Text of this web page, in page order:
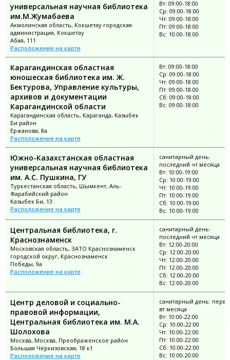
универсальная научная библиотека
им.М.Жумабаева
Акмолинская область, Кокшетау городская
администрация, Кокшетау
Абая, 111
Расположение на карте
Вт: 09:00-18:00
Ср: 09:00-18:00
Чт: 09:00-18:00
Пт: 09:00-18:00
Вс: 10:00-18:00
Карагандинская областная
юношеская библиотека им. Ж.
Бектурова, Управление культуры,
архивов и документации
Карагандинской области
Карагандинская область, Караганда, Казыбек
Би район
Ержанова, 8а
Расположение на карте
Вт: 09:00-18:00
Ср: 09:00-18:00
Чт: 09:00-18:00
Пт: 09:00-18:00
Сб: 09:00-18:00
Вс: 09:00-18:00
Южно-Казахстанская областная
универсальная научная библиотека
им. А.С. Пушкина, ГУ
Туркестанская область, Шымкент, Аль-
Фарабийский район
Казыбек Би, 13
Расположение на карте
санитарный день:
последний чт месяца
Вт: 10:00-19:00
Ср: 10:00-19:00
Чт: 10:00-19:00
Пт: 10:00-19:00
Сб: 10:00-19:00
Вс: 10:00-19:00
Центральная библиотека, г.
Краснознаменск
Московская область, ЗАТО Краснознаменск
городской округ, Краснознаменск
Победы, 9а
Расположение на карте
санитарный день:
последний чт месяца
Вт: 12:00-20:00
Ср: 12:00-20:00
Чт: 12:00-20:00
Пт: 12:00-20:00
Сб: 12:00-20:00
Вс: 12:00-20:00
Центр деловой и социально-
правовой информации,
Центральная библиотека им. М.А.
Шолохова
Москва, Москва, Преображенское район
Большая Черкизовская, 18 к1
Расположение на карте
санитарный день:
вт месяца
Вт: 10:00-22:00
Ср: 10:00-22:00
Чт: 10:00-22:00
Пт: 10:00-22:00
Сб: 10:00-22:00
Вс: 10:00-20:00